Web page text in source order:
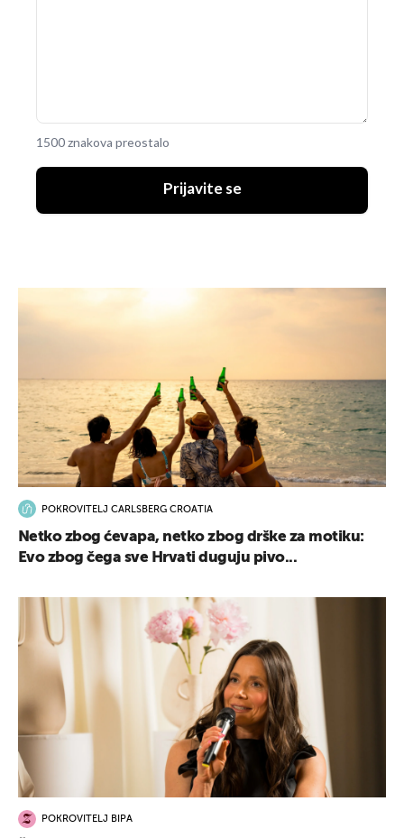
1500 znakova preostalo
Prijavite se
POKROVITELJ CARLSBERG CROATIA
Netko zbog ćevapa, netko zbog drške za motiku:
Evo zbog čega sve Hrvati duguju pivo...
POKROVITELJ BIPA